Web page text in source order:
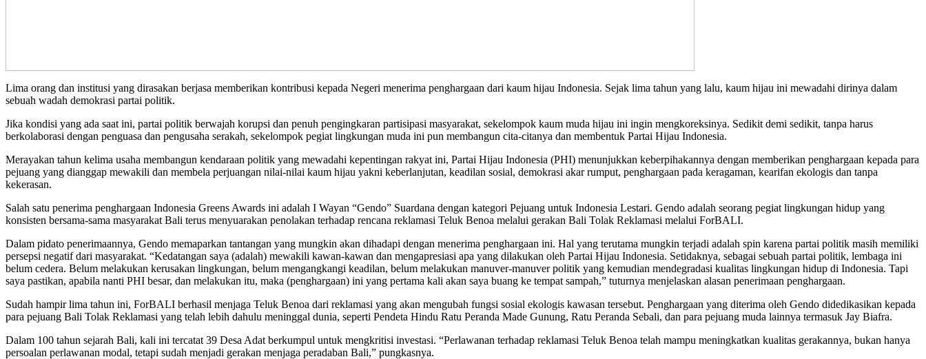
Lima orang dan institusi yang dirasakan berjasa memberikan kontribusi kepada Negeri menerima penghargaan dari kaum hijau Indonesia. Sejak lima tahun yang lalu, kaum hijau ini mewadahi dirinya dalam
sebuah wadah demokrasi partai politik.
Jika kondisi yang ada saat ini, partai politik berwajah korupsi dan penuh pengingkaran partisipasi masyarakat, sekelompok kaum muda hijau ini ingin mengkoreksinya. Sedikit demi sedikit, tanpa harus
berkolaborasi dengan penguasa dan pengusaha serakah, sekelompok pegiat lingkungan muda ini pun membangun cita-citanya dan membentuk Partai Hijau Indonesia.
Merayakan tahun kelima usaha membangun kendaraan politik yang mewadahi kepentingan rakyat ini, Partai Hijau Indonesia (PHI) menunjukkan keberpihakannya dengan memberikan penghargaan kepada para
pejuang yang dianggap mewakili dan membela perjuangan nilai-nilai kaum hijau yakni keberlanjutan, keadilan sosial, demokrasi akar rumput, penghargaan pada keragaman, kearifan ekologis dan tanpa
kekerasan.
Salah satu penerima penghargaan Indonesia Greens Awards ini adalah I Wayan “Gendo” Suardana dengan kategori Pejuang untuk Indonesia Lestari. Gendo adalah seorang pegiat lingkungan hidup yang
konsisten bersama-sama masyarakat Bali terus menyuarakan penolakan terhadap rencana reklamasi Teluk Benoa melalui gerakan Bali Tolak Reklamasi melalui ForBALI.
Dalam pidato penerimaannya, Gendo memaparkan tantangan yang mungkin akan dihadapi dengan menerima penghargaan ini. Hal yang terutama mungkin terjadi adalah spin karena partai politik masih memiliki
persepsi negatif dari masyarakat. “Kedatangan saya (adalah) mewakili kawan-kawan dan mengapresiasi apa yang dilakukan oleh Partai Hijau Indonesia. Setidaknya, sebagai sebuah partai politik, lembaga ini
belum cedera. Belum melakukan kerusakan lingkungan, belum mengangkangi keadilan, belum melakukan manuver-manuver politik yang kemudian mendegradasi kualitas lingkungan hidup di Indonesia. Tapi
saya pastikan, apabila nanti PHI besar, dan melakukan itu, maka (penghargaan) ini yang pertama kali akan saya buang ke tempat sampah,” tuturnya menjelaskan alasan penerimaan penghargaan.
Sudah hampir lima tahun ini, ForBALI berhasil menjaga Teluk Benoa dari reklamasi yang akan mengubah fungsi sosial ekologis kawasan tersebut. Penghargaan yang diterima oleh Gendo didedikasikan kepada
para pejuang Bali Tolak Reklamasi yang telah lebih dahulu meninggal dunia, seperti Pendeta Hindu Ratu Peranda Made Gunung, Ratu Peranda Sebali, dan para pejuang muda lainnya termasuk Jay Biafra.
Dalam 100 tahun sejarah Bali, kali ini tercatat 39 Desa Adat berkumpul untuk mengkritisi investasi. “Perlawanan terhadap reklamasi Teluk Benoa telah mampu meningkatkan kualitas gerakannya, bukan hanya
persoalan perlawanan modal, tetapi sudah menjadi gerakan menjaga peradaban Bali,” pungkasnya.